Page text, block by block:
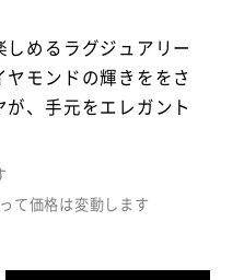
めるラグジュアリー
モンドの輝きををさ
、手元をエレガント
て価格は変動します